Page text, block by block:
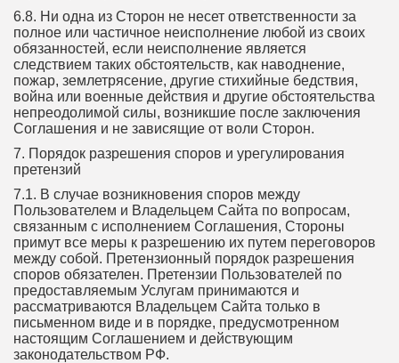
6.8. Ни одна из Сторон не несет ответственности за
полное или частичное неисполнение любой из своих
обязанностей, если неисполнение является
следствием таких обстоятельств, как наводнение,
пожар, землетрясение, другие стихийные бедствия,
война или военные действия и другие обстоятельства
непреодолимой силы, возникшие после заключения
Соглашения и не зависящие от воли Сторон.
7. Порядок разрешения споров и урегулирования
претензий
7.1. В случае возникновения споров между
Пользователем и Владельцем Сайта по вопросам,
связанным с исполнением Соглашения, Стороны
примут все меры к разрешению их путем переговоров
между собой. Претензионный порядок разрешения
споров обязателен. Претензии Пользователей по
предоставляемым Услугам принимаются и
рассматриваются Владельцем Сайта только в
письменном виде и в порядке, предусмотренном
настоящим Соглашением и действующим
законодательством РФ.